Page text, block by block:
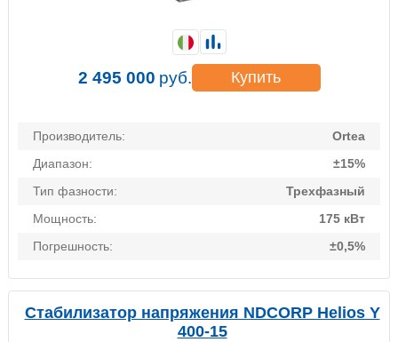
Производитель:
Ortea
Диапазон:
±15%
Тип фазности:
Трехфазный
Мощность:
175 кВт
Погрешность:
±0,5%
2 495 000 руб. Купить
Стабилизатор напряжения NDCORP Helios Y
400-15